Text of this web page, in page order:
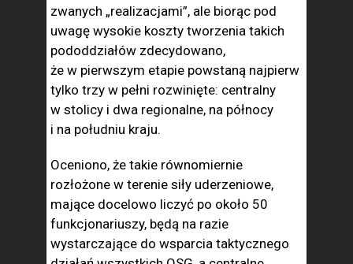
zwanych „realizacjami”, ale biorąc pod
uwagę wysokie koszty tworzenia takich
pododdziałów zdecydowano,
że w pierwszym etapie powstaną najpierw
tylko trzy w pełni rozwinięte: centralny
w stolicy i dwa regionalne, na północy
i na południu kraju.
Oceniono, że takie równomiernie
rozłożone w terenie siły uderzeniowe,
mające docelowo liczyć po około 50
funkcjonariuszy, będą na razie
wystarczające do wsparcia taktycznego